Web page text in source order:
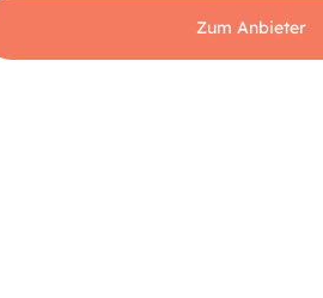
Zum Anbieter